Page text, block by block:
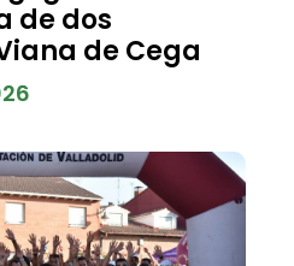
de dos
de Cega